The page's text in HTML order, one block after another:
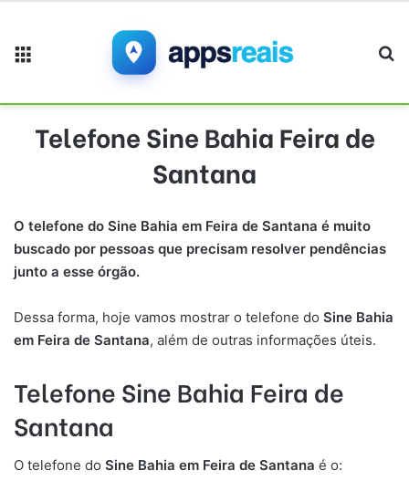
Telefone Sine Bahia Feira de
Santana
O telefone do Sine Bahia em Feira de Santana é muito
buscado por pessoas que precisam resolver pendências
junto a esse órgão.
Dessa forma, hoje vamos mostrar o telefone do Sine Bahia
em Feira de Santana, além de outras informações úteis.
Telefone Sine Bahia Feira de
Santana
O telefone do Sine Bahia em Feira de Santana é o: